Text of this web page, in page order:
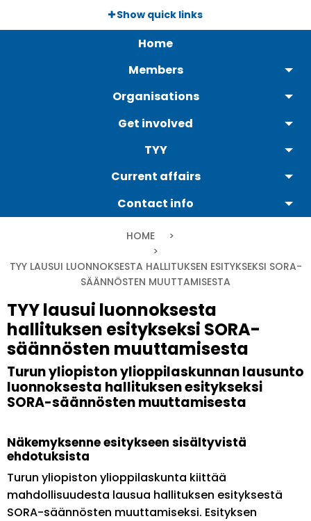
Show quick links
Home
Members
Organisations
Get involved
TYY
Current affairs
Contact info
HOME
CURRENT:
TYY LAUSUI LUONNOKSESTA HALLITUKSEN ESITYKSEKSI SORA-
SÄÄNNÖSTEN MUUTTAMISESTA
TYY lausui luonnoksesta
hallituksen esitykseksi SORA-
säännösten muuttamisesta
Turun yliopiston ylioppilaskunnan lausunto
luonnoksesta hallituksen esitykseksi
SORA-säännösten muuttamisesta
Näkemyksenne esitykseen sisältyvistä
ehdotuksista
Turun yliopiston ylioppilaskunta kiittää
mahdollisuudesta lausua hallituksen esityksestä
SORA-säännösten muuttamiseksi. Esityksen